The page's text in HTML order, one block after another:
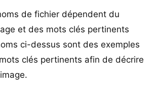
de fichier dépendent du
et des mots clés pertinents
ci-dessus sont des exemples
clés pertinents afin de décrire